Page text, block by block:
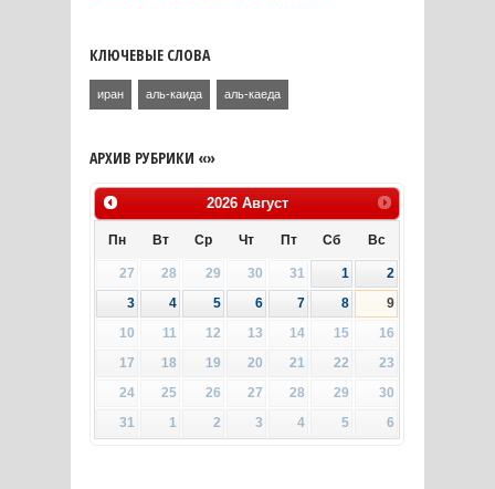
КЛЮЧЕВЫЕ СЛОВА
иран аль-каида аль-каеда
АРХИВ РУБРИКИ «»
2026 Август
Пн Вт Ср Чт Пт Сб Вс
27 28 29 30 31 1
2
3
4 5 6 7 8
9
10
11 12 13 14 15
16
17
18 19 20 21 22
23
24
25 26 27 28 29
30
31
1 2 3 4 5 6